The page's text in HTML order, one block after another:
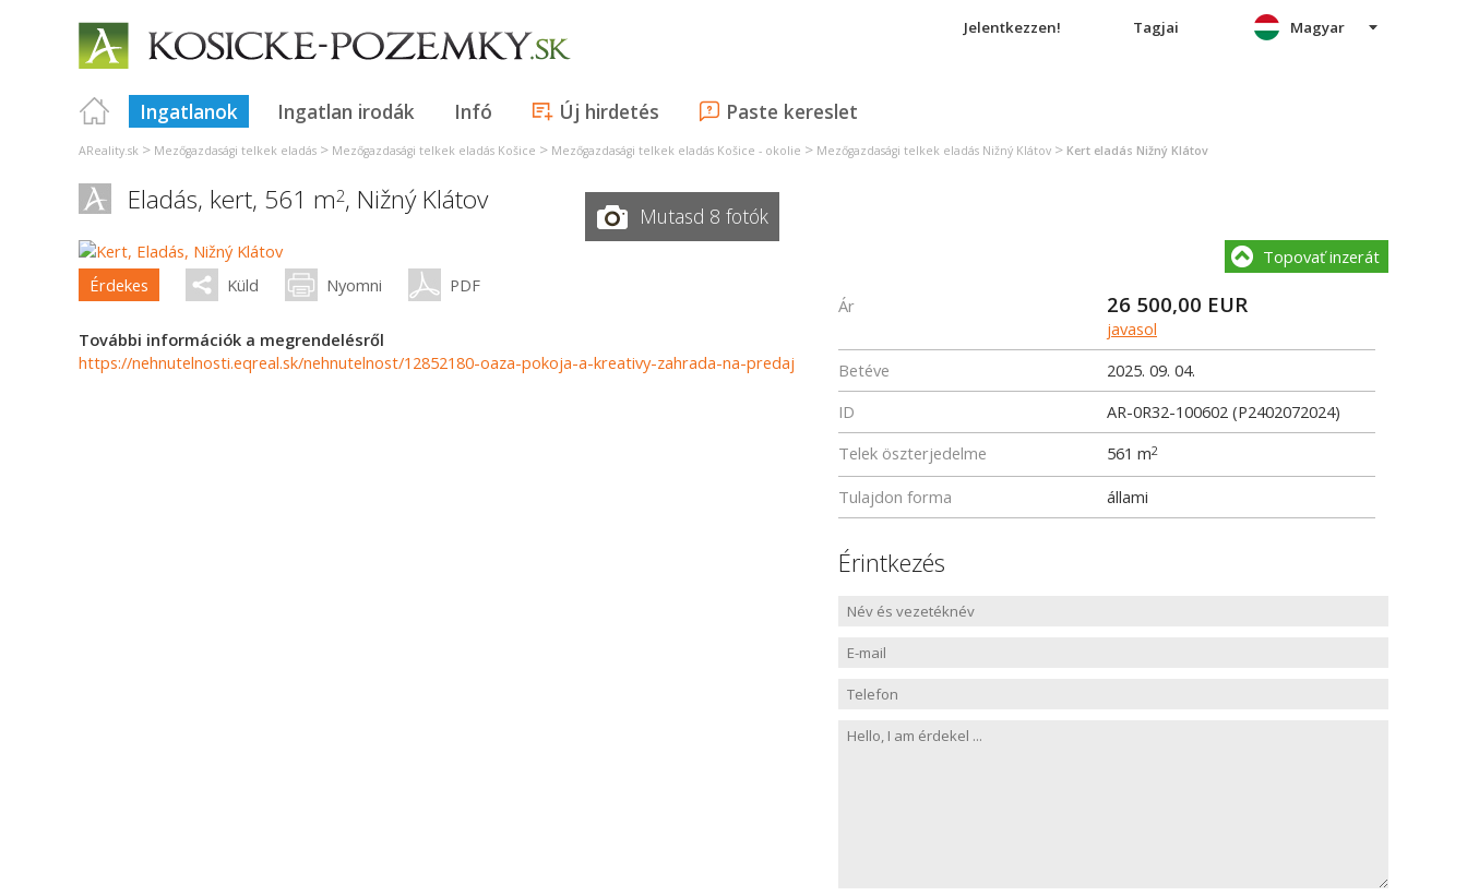
Jelentkezzen! Tagjai
Ingatlanok Ingatlan irodák Infó Új hirdetés Paste kereslet
Magyar
AReality.sk > Mezőgazdasági telkek eladás > Mezőgazdasági telkek eladás Košice > Mezőgazdasági telkek eladás Košice - okolie > Mezőgazdasági telkek eladás Nižný Klátov > Kert eladás Nižný Klátov
Eladás, kert, 561 m2, Nižný Klátov Mutasd 8 fotók
Érdekes Küld Nyomni PDF
További információk a megrendelésről
https://nehnutelnosti.eqreal.sk/nehnutelnost/12852180-oaza-pokoja-a-kreativy-zahrada-na-predaj
Topovať inzerát
Ár 26 500,00 EUR
javasol
Betéve
2025. 09. 04.
ID
AR-0R32-100602 (P2402072024)
Telek öszterjedelme
561 m2
Tulajdon forma állami
Érintkezés